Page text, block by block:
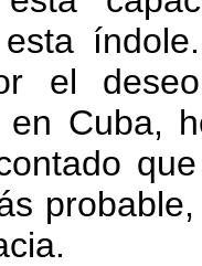
el
en Cuba,